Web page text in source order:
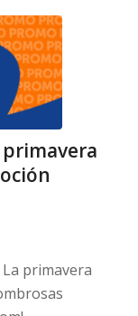
primavera
primavera